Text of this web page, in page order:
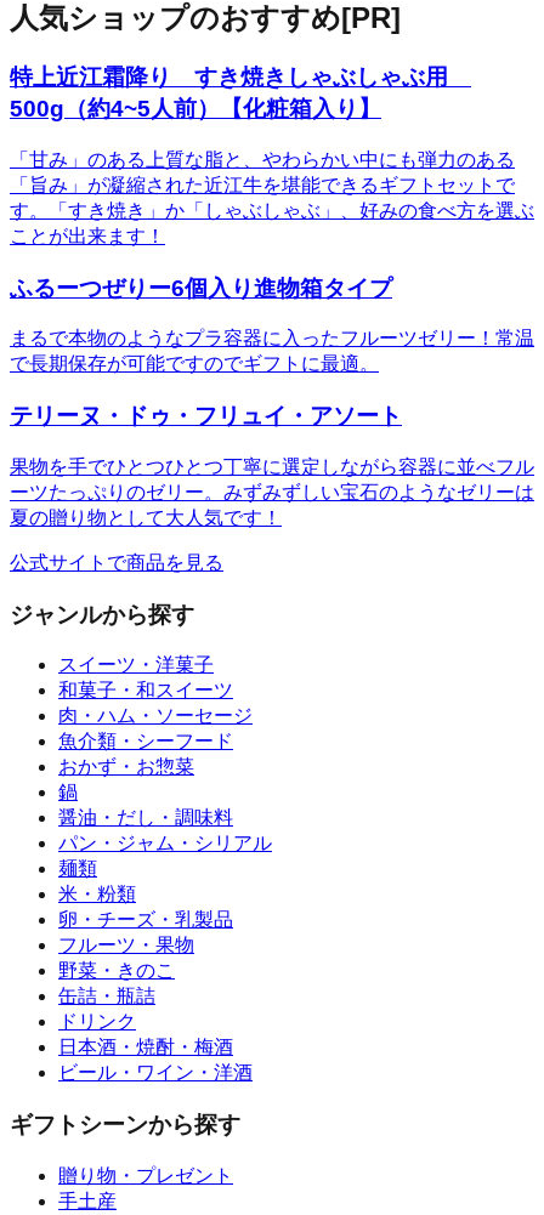
人気ショップのおすすめ[PR]
特上近江霜降り すき焼きしゃぶしゃぶ用
500g（約4~5人前）【化粧箱入り】
「甘み」のある上質な脂と、やわらかい中にも弾力のある
「旨み」が凝縮された近江牛を堪能できるギフトセットで
す。「すき焼き」か「しゃぶしゃぶ」、好みの食べ方を選ぶ
ことが出来ます！
ふるーつぜりー6個入り進物箱タイプ
まるで本物のようなプラ容器に入ったフルーツゼリー！常温
で長期保存が可能ですのでギフトに最適。
テリーヌ・ドゥ・フリュイ・アソート
果物を手でひとつひとつ丁寧に選定しながら容器に並べフル
ーツたっぷりのゼリー。みずみずしい宝石のようなゼリーは
夏の贈り物として大人気です！
公式サイトで商品を見る
ジャンルから探す
スイーツ・洋菓子
和菓子・和スイーツ
肉・ハム・ソーセージ
魚介類・シーフード
おかず・お惣菜
鍋
醤油・だし・調味料
パン・ジャム・シリアル
麺類
米・粉類
卵・チーズ・乳製品
フルーツ・果物
野菜・きのこ
缶詰・瓶詰
ドリンク
日本酒・焼酎・梅酒
ビール・ワイン・洋酒
ギフトシーンから探す
贈り物・プレゼント
手土産